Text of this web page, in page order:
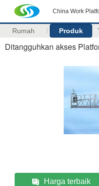
China Work
Rumah Produk
Ditangguhkan akses
Harga terbaik